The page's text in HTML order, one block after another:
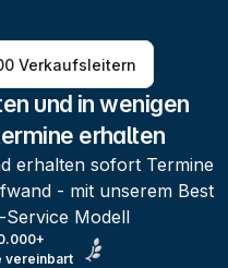
Verkaufsleitern
und in wenigen
erhalten
erhalten sofort Termine
- mit unserem Best
Service Modell
vereinbart